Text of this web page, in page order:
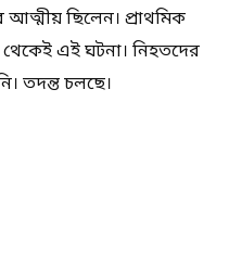
আত্মীয় ছিলেন। প্রাথমিক
এই ঘটনা। নিহতদের
তদন্ত চলছে।